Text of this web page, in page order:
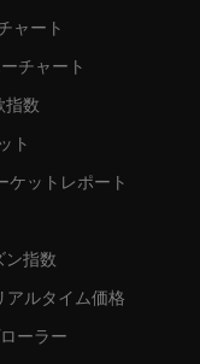
ャート
チャート
指数
ト
ケットレポート
ン指数
ルタイム価格
ーラー